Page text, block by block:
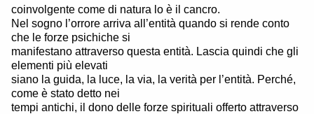
coinvolgente come di natura lo è il cancro.
Nel sogno l’orrore arriva all’entità quando si rende conto
che le forze psichiche si
manifestano attraverso questa entità. Lascia quindi che gli
elementi più elevati
siano la guida, la luce, la via, la verità per l’entità. Perché,
come è stato detto nei
tempi antichi, il dono delle forze spirituali offerto attraverso